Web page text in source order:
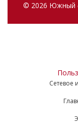
© 2026 Южный